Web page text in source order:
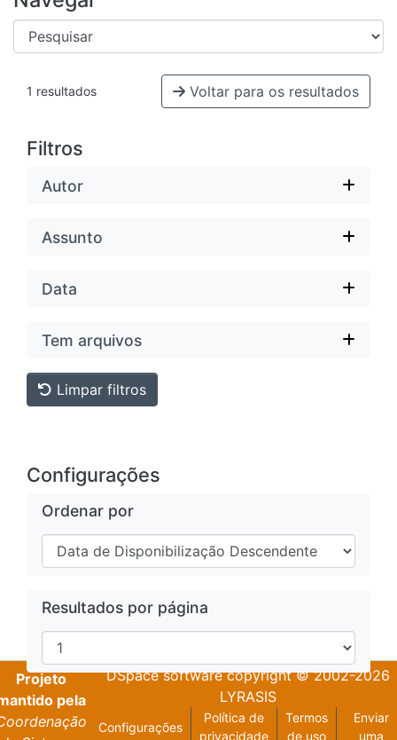
1 resultados Voltar para os resultados
Filtros
Autor
Assunto
Data
Tem arquivos
Limpar filtros
Configurações
Ordenar por
Resultados por página
Projeto
pela
DSpace softwarecopyright © 2002-2026
LYRASIS
Configurações
Política de
privacidade
Termos
de uso
Enviar
uma